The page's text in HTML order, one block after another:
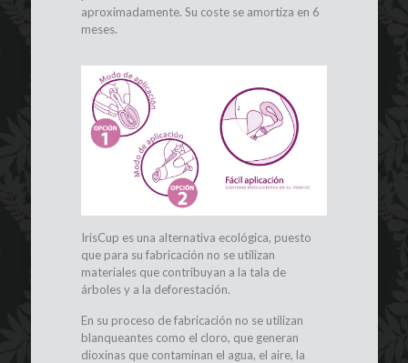
aproximadamente. Su coste se amortiza en 6
meses.
IrisCup es una alternativa ecológica, puesto
que para su fabricación no se utilizan
materiales que contribuyan a la tala de
árboles y a la deforestación.
En su proceso de fabricación no se utilizan
blanqueantes como el cloro, que generan
dioxinas que contaminan el agua, el aire, la